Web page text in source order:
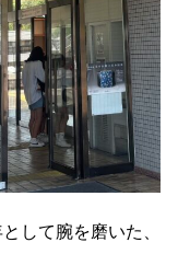
して腕を磨いた、